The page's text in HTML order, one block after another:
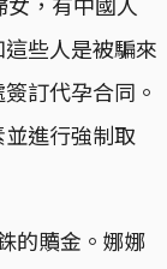
些人是被騙來
訂代孕合同。
進行強制取
的贖金。娜娜